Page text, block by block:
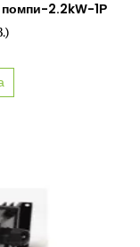
помпи-2.2kW-1Р